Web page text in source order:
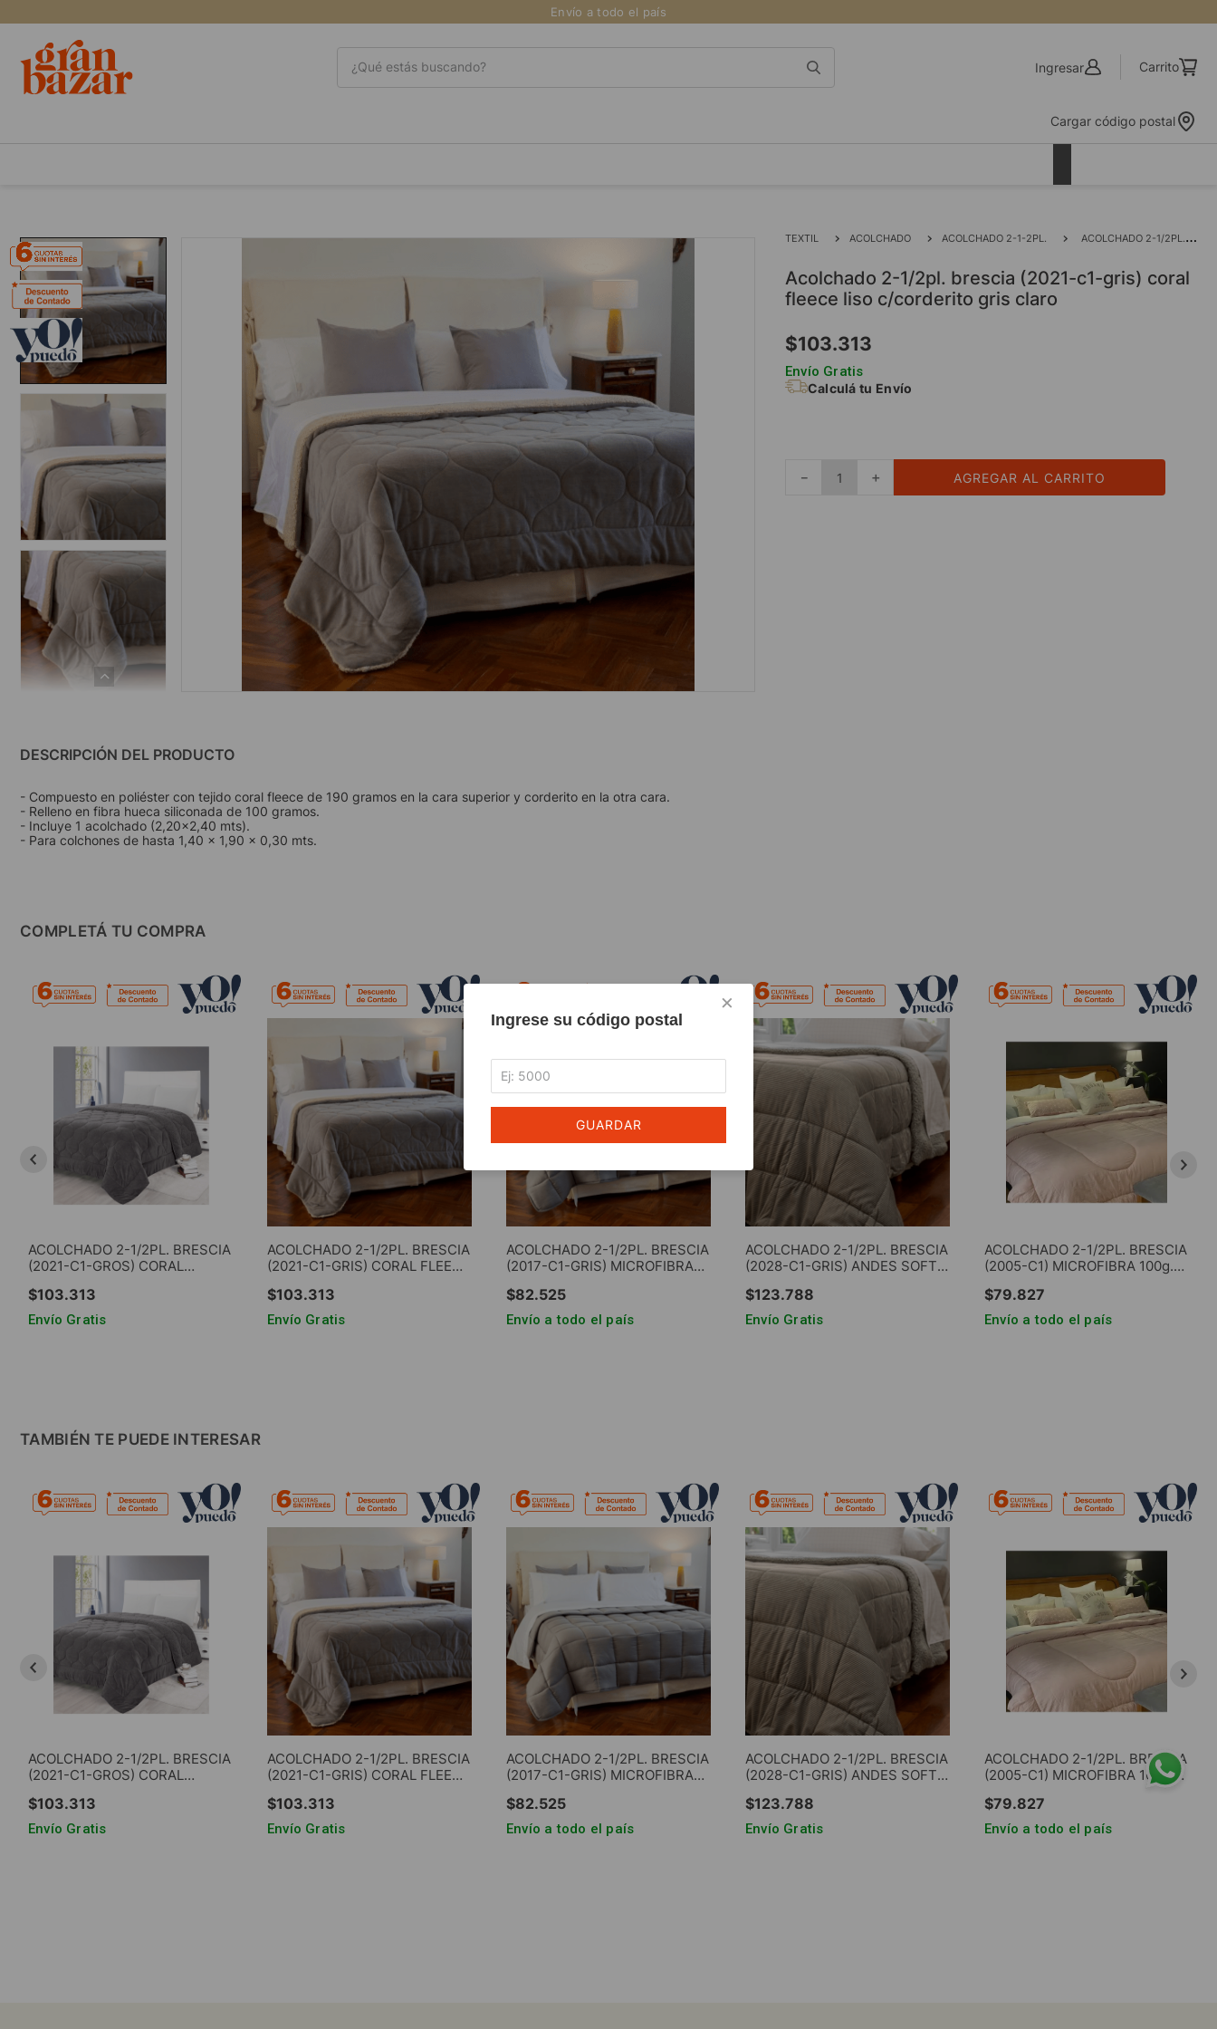
Envío a todo el país Retiro gratis en sucursal
¿Qué estás buscando?
Ingresar
Cargar código postal
×
Ingrese su código postal
GUARDAR
DESCRIPCIÓN DEL PRODUCTO
- Compuesto en poliéster con tejido coral fleece de 190 gramos en la cara superior y corderito en la otra cara.
- Relleno en fibra hueca siliconada de 100 gramos.
- Incluye 1 acolchado (2,20x2,40 mts).
- Para colchones de hasta 1,40 x 1,90 x 0,30 mts.
TEXTIL ACOLCHADO ACOLCHADO 2-1-2PL. ACOLCHADO 2-1/2PL. BRESCIA (2021-C1-GRIS) CORAL FLEECE LISO C/CORDERITO GRIS CLARO
acolchado 2-1/2pl. brescia (2021-c1-gris) coral
fleece liso c/corderito gris claro
$103.313
Envío Gratis
Calculá tu Envío
＋
－ AGREGAR AL CARRITO
COMPLETÁ TU COMPRA
ACOLCHADO 2-1/2PL. BRESCIA
(2021-C1-GROS) CORAL
GRIS OSCURO
$103.313
Envío Gratis
ACOLCHADO 2-1/2PL. BRESCIA
(2021-C1-GRIS) CORAL FLEECE
CLARO
$103.313
Envío Gratis
ACOLCHADO 2-1/2PL. BRESCIA
(2017-C1-GRIS) MICROFIBRA
REVERSIBLE GRIS
$82.525
Envío a todo el país
ACOLCHADO 2-1/2PL. BRESCIA
(2028-C1-GRIS) ANDES SOFT
$123.788
Envío Gratis
ACOLCHADO 2-1/2PL. BRESCIA
(2005-C1) MICROFIBRA 100g.
180g.
$79.827
Envío a todo el país
TAMBIÉN TE PUEDE INTERESAR
ACOLCHADO 2-1/2PL. BRESCIA
(2021-C1-GROS) CORAL
GRIS OSCURO
$103.313
Envío Gratis
ACOLCHADO 2-1/2PL. BRESCIA
(2021-C1-GRIS) CORAL FLEECE
CLARO
$103.313
Envío Gratis
ACOLCHADO 2-1/2PL. BRESCIA
(2017-C1-GRIS) MICROFIBRA
REVERSIBLE GRIS
$82.525
Envío a todo el país
ACOLCHADO 2-1/2PL. BRESCIA
(2028-C1-GRIS) ANDES SOFT
$123.788
Envío Gratis
ACOLCHADO 2-1/2PL. BRESCIA
(2005-C1) MICROFIBRA 100g.
180g.
$79.827
Envío a todo el país